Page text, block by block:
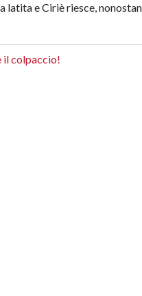
latita e Ciriè riesce,
il colpaccio!